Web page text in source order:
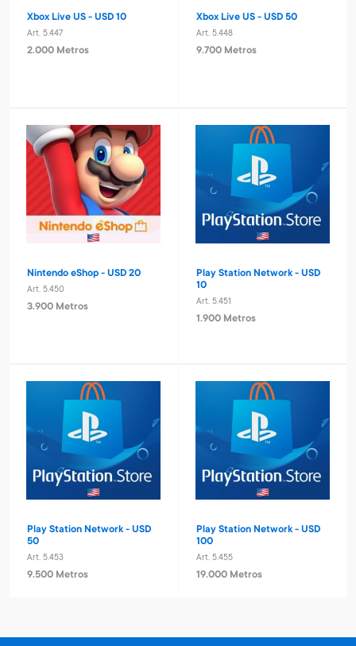
Xbox Live US - USD 10
Art. 5.447
2.000 Metros
Xbox Live US - USD 50
Art. 5.448
9.700 Metros
Nintendo eShop - USD 20
Art. 5.450
3.900 Metros
Play Station Network - USD
10
Art. 5.451
1.900 Metros
Play Station Network - USD
50
Art. 5.453
9.500 Metros
Play Station Network - USD
100
Art. 5.455
19.000 Metros